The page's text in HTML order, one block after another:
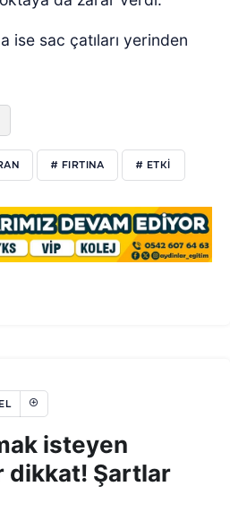
ise sac çatıları yerinden
# FIRTINA # ETKİ
isteyen
dikkat! Şartlar